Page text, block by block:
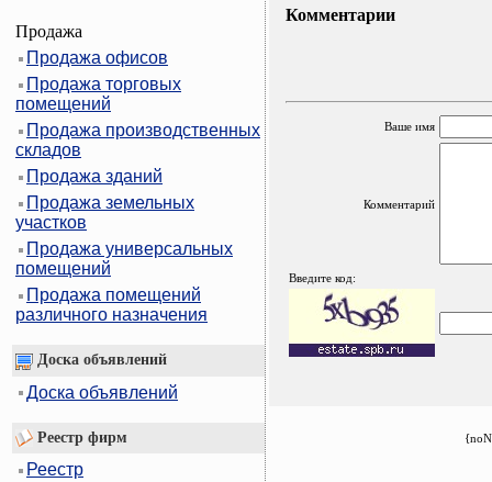
Продажа
Продажа офисов
Продажа торговых
помещений
Продажа производственных
складов
Продажа зданий
Продажа земельных
участков
Продажа универсальных
помещений
Продажа помещений
различного назначения
Доска объявлений
Доска объявлений
Реестр фирм
Реестр
Комментарии
Ваше имя
Комментарий
Введите код: